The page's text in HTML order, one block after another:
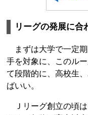
リーグの発展に合
まずは大学で一定期
手を対象に、このル
て段階的に、高校生
ばいい。
Ｊリーグ創立の頃